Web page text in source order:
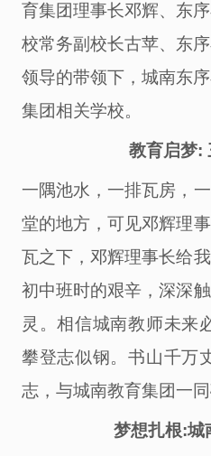
育集团理事长邓辉、东
校常务副校长古苹、东
领导的带领下， 城南东
集团相关学校。
教育启梦:
一隅池水，一排瓦房，
堂的地方，可见邓辉理
瓦之下 ，邓辉理事长给
初中班时的艰辛，深深
灵 。相信城南教师未来
攀登志似钢。书山千万
志， 与城南教育集团一同
梦想扎根:城